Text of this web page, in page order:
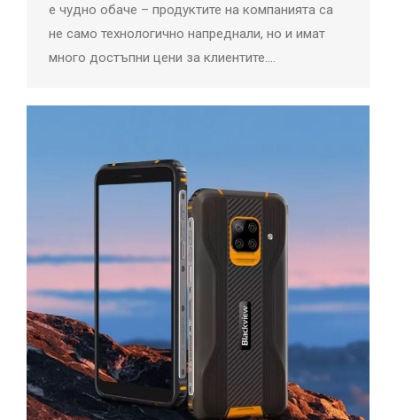
е чудно обаче – продуктите на компанията са
не само технологично напреднали, но и имат
много достъпни цени за клиентите.…